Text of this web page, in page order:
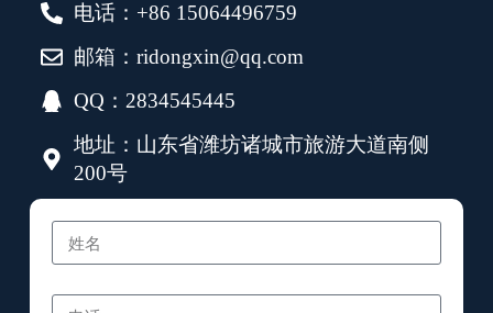
电话：+86 15064496759
邮箱：ridongxin@qq.com
QQ：2834545445
地址：山东省潍坊诸城市旅游大道南侧
200号